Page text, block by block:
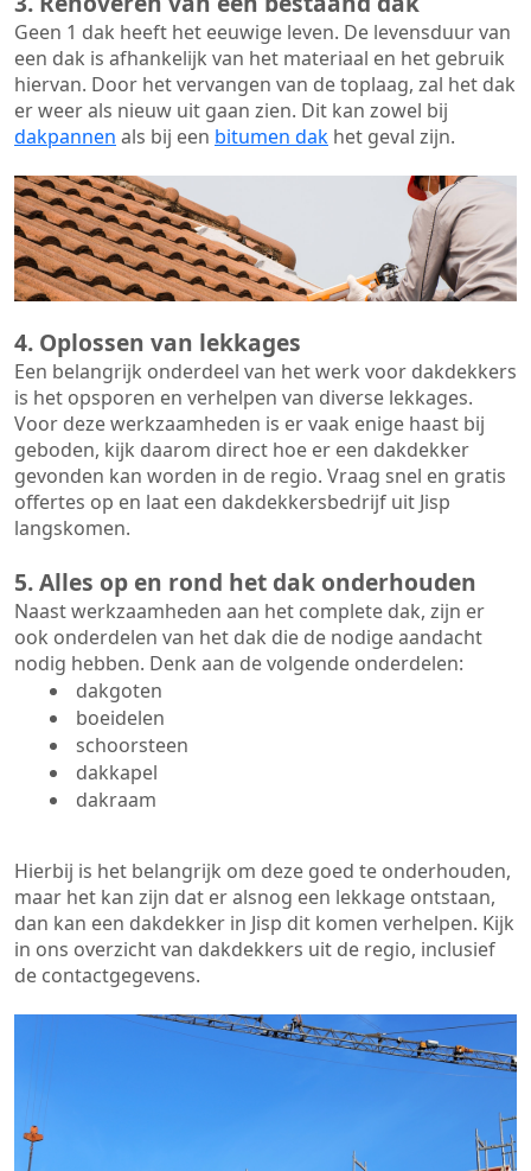
Geen 1 dak heeft het eeuwige leven. De levensduur van
een dak is afhankelijk van het materiaal en het gebruik
hiervan. Door het vervangen van de toplaag, zal het dak
er weer als nieuw uit gaan zien. Dit kan zowel bij
dakpannen als bij een bitumen dak het geval zijn.
4. Oplossen van lekkages
Een belangrijk onderdeel van het werk voor dakdekkers
is het opsporen en verhelpen van diverse lekkages.
Voor deze werkzaamheden is er vaak enige haast bij
geboden, kijk daarom direct hoe er een dakdekker
gevonden kan worden in de regio. Vraag snel en gratis
offertes op en laat een dakdekkersbedrijf uit Jisp
langskomen.
5. Alles op en rond het dak onderhouden
Naast werkzaamheden aan het complete dak, zijn er
ook onderdelen van het dak die de nodige aandacht
nodig hebben. Denk aan de volgende onderdelen:
dakgoten
boeidelen
schoorsteen
dakkapel
dakraam
Hierbij is het belangrijk om deze goed te onderhouden,
maar het kan zijn dat er alsnog een lekkage ontstaan,
dan kan een dakdekker in Jisp dit komen verhelpen. Kijk
in ons overzicht van dakdekkers uit de regio, inclusief
de contactgegevens.